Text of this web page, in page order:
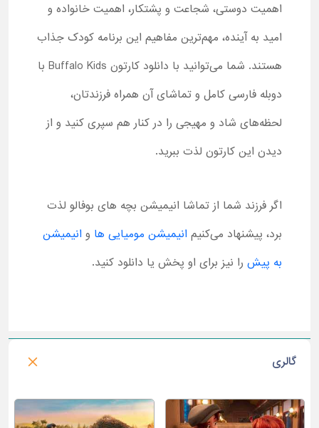
اهمیت دوستی، شجاعت و پشتکار، اهمیت خانواده و
امید به آینده، مهم‌ترین مفاهیم این برنامه کودک جذاب
هستند. شما می‌توانید با دانلود کارتون Buffalo Kids با
دوبله فارسی کامل و تماشای آن همراه فرزندتان،
لحظه‌های شاد و مهیجی را در کنار هم سپری کنید و از
دیدن این کارتون لذت ببرید.
اگر فرزند شما از تماشا انیمیشن بچه های بوفالو لذت
برد، پیشنهاد می‌کنیم انیمیشن مومیایی ها و انیمیشن
به پیش را نیز برای او پخش یا دانلود کنید.
گالری